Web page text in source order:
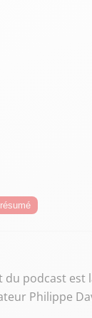
du podcast est
Philippe